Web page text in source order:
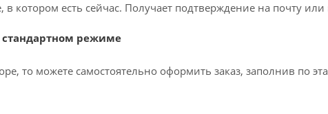
котором есть сейчас. Получает подтверждение на почту
режиме
то можете самостоятельно оформить заказ, заполнив по